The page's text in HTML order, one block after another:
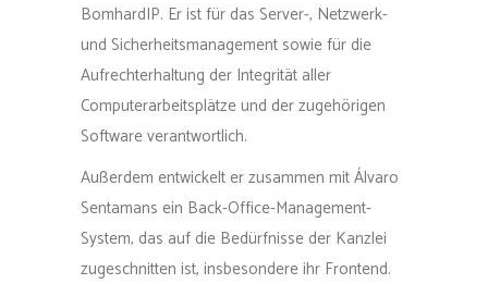
BomhardIP. Er ist für das Server-, Netzwerk-
und Sicherheitsmanagement sowie für die
Aufrechterhaltung der Integrität aller
Computerarbeitsplätze und der zugehörigen
Software verantwortlich.
Außerdem entwickelt er zusammen mit Álvaro
Sentamans ein Back-Office-Management-
System, das auf die Bedürfnisse der Kanzlei
zugeschnitten ist, insbesondere ihr Frontend.